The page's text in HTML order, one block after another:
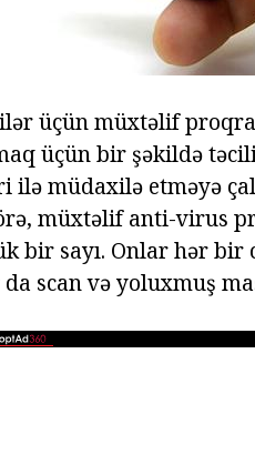
üçün müxtəlif
üçün bir şəkildə
ilə müdaxilə etməyə
müxtəlif anti-virus
bir sayı. Onlar hər bir
scan və yoluxmuş